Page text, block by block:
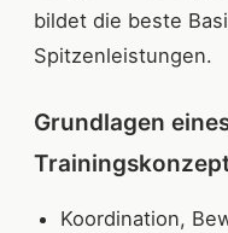
bildet die beste
Spitzenleistungen.
Grundlagen
Koordination,